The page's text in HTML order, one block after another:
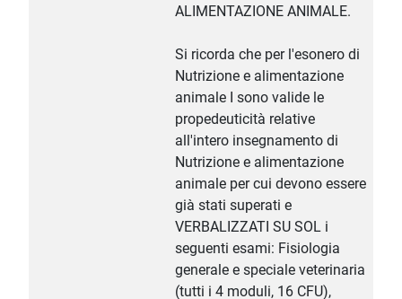
ALIMENTAZIONE ANIMALE.
Si ricorda che per l'esonero di
Nutrizione e alimentazione
animale I sono valide le
propedeuticità relative
all'intero insegnamento di
Nutrizione e alimentazione
animale per cui devono essere
già stati superati e
VERBALIZZATI SU SOL i
seguenti esami: Fisiologia
generale e speciale veterinaria
(tutti i 4 moduli, 16 CFU),